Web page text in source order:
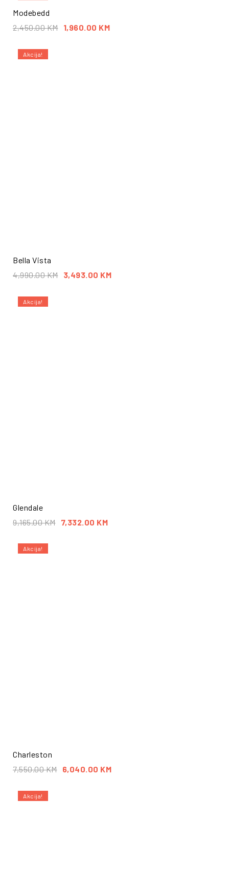
Modebedd
2,450.00KM 1,960.00 KM
Akcija!
Bella Vista
4,990.00KM 3,493.00 KM
Akcija!
Glendale
9,165.00KM 7,332.00 KM
Akcija!
Charleston
7,550.00KM 6,040.00 KM
Akcija!